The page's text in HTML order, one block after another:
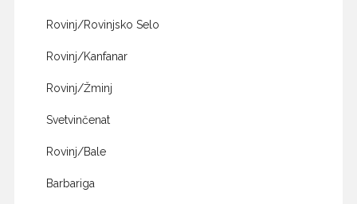
Rovinj/Rovinjsko Selo
Rovinj/Kanfanar
Rovinj/Žminj
Svetvinčenat
Rovinj/Bale
Barbariga